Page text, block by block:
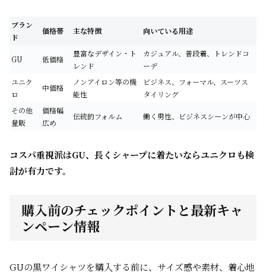
ブラン
ド
価格帯 主な特徴 向いている用途
GU 低価格
豊富なデザイン・ト
レンド
カジュアル、普段着、トレンドコ
ーデ
ユニク
ロ
中価格
ノンアイロン等の機
能性
ビジネス、フォーマル、スーツス
タイリング
その他
量販
価格幅
広め
伝統的フォルム 働く男性、ビジネスシーンが中心
コスパ重視派はGU、長くシャープに着たいならユニクロも検
討が有力です。
購入前のチェックポイントと最新キャ
ンペーン情報
GUの黒ワイシャツを購入する前に、サイズ感や素材、着心地